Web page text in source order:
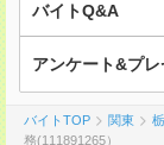
バイトQ&A
アンケート&プレ
バイトTOP 関東
務(111891265）